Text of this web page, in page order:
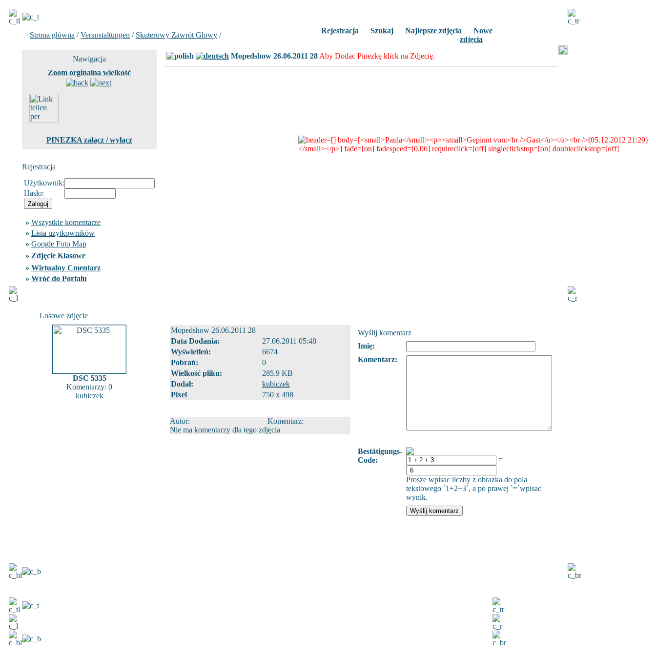
Strona główna /Veranstaltungen / Skuterowy Zawrót Głowy /
Rejestracja Szukaj Najlepsze zdjęcia
Nowe
zdjęcia
Nawigacja
Zoom orginalna wielkość
PINEZKA załącz / wyłącz
Rejestracja
Użytkownik:
Hasło:
» Wszystkie komentarze
» Lista uzytkowników
» Google Foto Map
» Zdjęcie Klasowe
» Wirtualny Cmentarz
» Wróć do Portalu
Losowe zdjęcie
DSC 5335
Komentarzy: 0
kubiczek
Mopedshow 26.06.2011 28 Aby Dodac Pinezkę klick na Zdjecię.
Mopedshow 26.06.2011 28
Data Dodania:
27.06.2011 05:48
Wyświetleń:
6674
Pobrań:
0
Wielkość pliku:
285.9 KB
Dodał:
kubiczek
Pixel
750 x 498
Autor:
Komentarz:
Nie ma komentarzy dla tego zdjęcia
Wyślij komentarz
Imię:
Komentarz:
Bestätigungs-
Code:
=
Prosze wpisac liczby z obrazka do pola
tekstowego ´1+2+3´, a po prawej `=`wpisac
wynik.